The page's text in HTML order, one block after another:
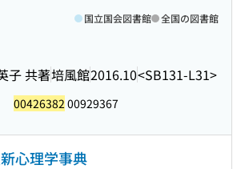
子 共著培風館2016.10<SB131-L31>
国立国会図書館 全国の図書館
00426382 00929367
心理学事典